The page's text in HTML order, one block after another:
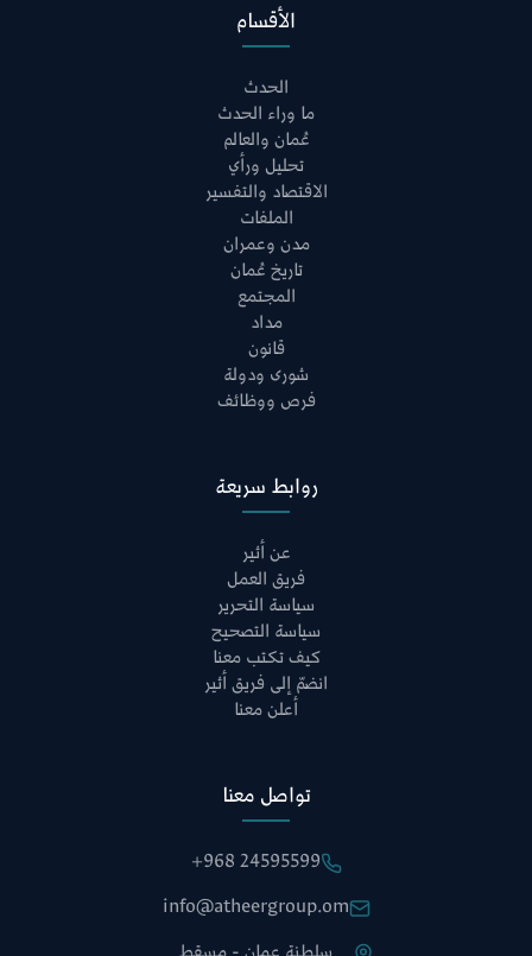
الأقسام
الحدث
ما وراء الحدث
عُمان والعالم
تحليل ورأي
الاقتصاد والتفسير
الملفات
مدن وعمران
تاريخ عُمان
المجتمع
مداد
قانون
شورى ودولة
فرص ووظائف
روابط سريعة
عن أثير
فريق العمل
سياسة التحرير
سياسة التصحيح
كيف تكتب معنا
انضمّ إلى فريق أثير
أعلن معنا
تواصل معنا
+968 24595599
info@atheergroup.om